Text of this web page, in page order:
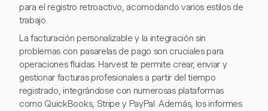
para el registro retroactivo, acomodando varios estilos de
trabajo.
La facturación personalizable y la integración sin
problemas con pasarelas de pago son cruciales para
operaciones fluidas. Harvest te permite crear, enviar y
gestionar facturas profesionales a partir del tiempo
registrado, integrándose con numerosas plataformas
como QuickBooks, Stripe y PayPal. Además, los informes